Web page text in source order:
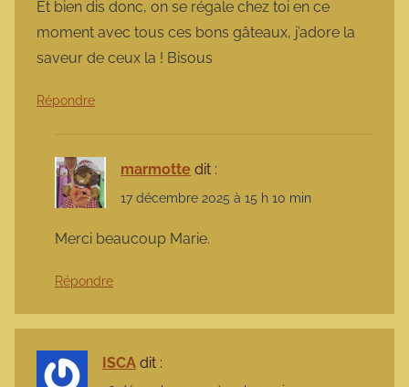
Et bien dis donc, on se régale chez toi en ce
moment avec tous ces bons gâteaux, j’adore la
saveur de ceux la ! Bisous
Répondre
marmotte dit :
17 décembre 2025 à 15 h 10 min
Merci beaucoup Marie.
Répondre
ISCA dit :